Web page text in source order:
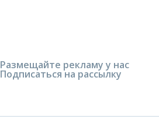
Размещайте рекламу у нас
Подписаться на рассылку